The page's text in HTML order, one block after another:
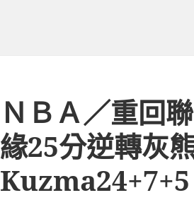
ＮＢＡ／重回
緣25分逆轉
Kuzma24+7+5